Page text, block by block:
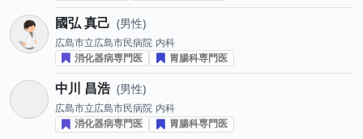
國弘 真己 男性
広島市立広島市民病院 内科
消化器病専門医
胃腸科専門医
中川 昌浩 男性
広島市立広島市民病院 内科
消化器病専門医
胃腸科専門医